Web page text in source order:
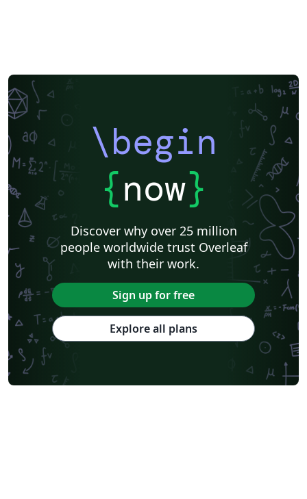
\begin
{now}
Discover why over 25 million
people worldwide trust Overleaf
with their work.
Sign up for free
Explore all plans